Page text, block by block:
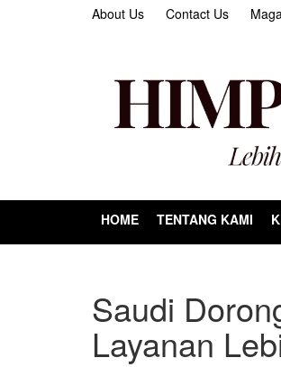
About Us Contact Us
HOME TENTANG KAMI
Saudi
Layanan